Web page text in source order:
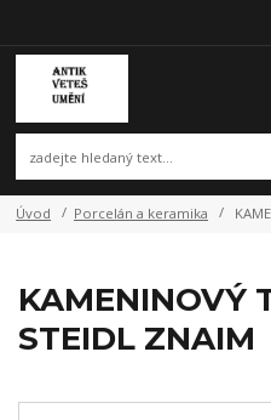
Úvod Porcelán a keramika
KAMENINOVÝ
STEIDL ZNAIM